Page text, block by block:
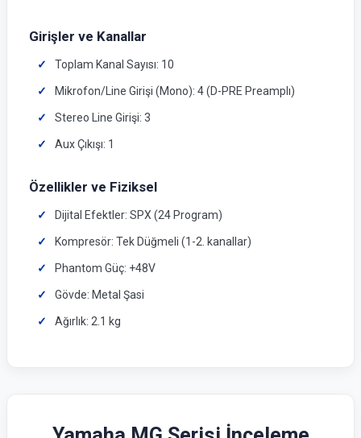
Girişler ve Kanallar
Toplam Kanal Sayısı: 10
Mikrofon/Line Girişi (Mono): 4 (D-PRE Preamplı)
Stereo Line Girişi: 3
Aux Çıkışı: 1
Özellikler ve Fiziksel
Dijital Efektler: SPX (24 Program)
Kompresör: Tek Düğmeli (1-2. kanallar)
Phantom Güç: +48V
Gövde: Metal Şasi
Ağırlık: 2.1 kg